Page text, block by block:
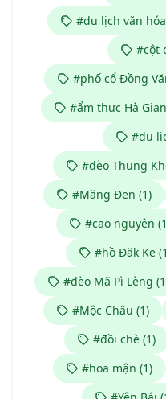
#du lịch văn
#cột
#phố cổ Đồng
#ẩm thực Hà
#du
#đèo Thung
#Măng Đen (1)
#cao nguyên
#hồ Đăk Ke
#đèo Mã Pì Lèng
#Mộc Châu (1)
#đồi chè (1)
#hoa mận (1)